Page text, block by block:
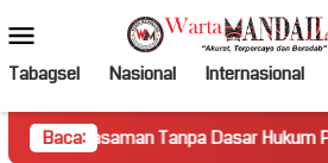
ke
kontenMobile
Tabagsel Nasional Internasional
Baca:
Tanpa Dasar Hukum Picu Keresahan